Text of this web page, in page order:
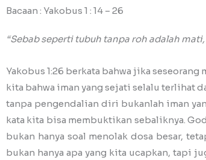
Bacaan : Yakobus 1 : 14 – 26
“Sebab seperti tubuh tanpa roh adalah
Yakobus 1:26 berkata bahwa jika
kita bahwa iman yang sejati selalu terlihat
tanpa pengendalian diri bukanlah iman
kata kita bisa membuktikan sebaliknya.
bukan hanya soal menolak dosa besar,
bukan hanya apa yang kita ucapkan, tapi